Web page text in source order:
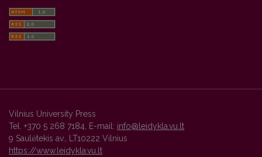
Vilnius University Press
Tel. +370 5 268 7184, E-mail: info@leidykla.vu.lt
9 Saulėtekis av., LT10222 Vilnius
https://www.leidykla.vu.lt